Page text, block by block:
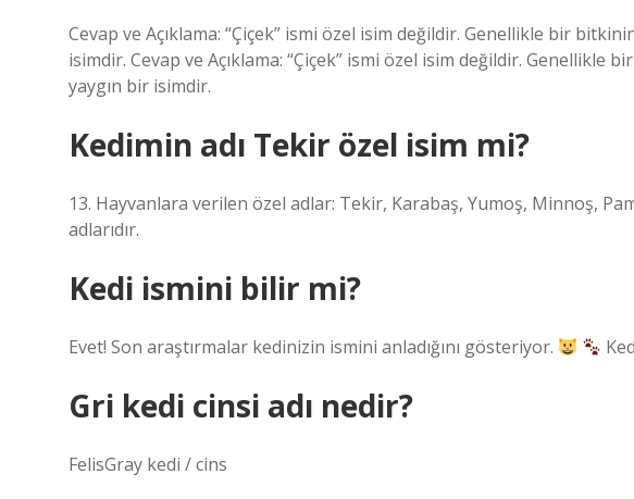
Cevap ve Açıklama: “Çiçek” ismi özel isim değildir. Genellikle bir
isimdir. Cevap ve Açıklama: “Çiçek” ismi özel isim değildir.
yaygın bir isimdir.
Kedimin adı Tekir özel isim mi?
13. Hayvanlara verilen özel adlar: Tekir, Karabaş, Yumoş, Minnoş,
adlarıdır.
Kedi ismini bilir mi?
Evet! Son araştırmalar kedinizin ismini anladığını gösteriyor.
Gri kedi cinsi adı nedir?
FelisGray kedi / cins